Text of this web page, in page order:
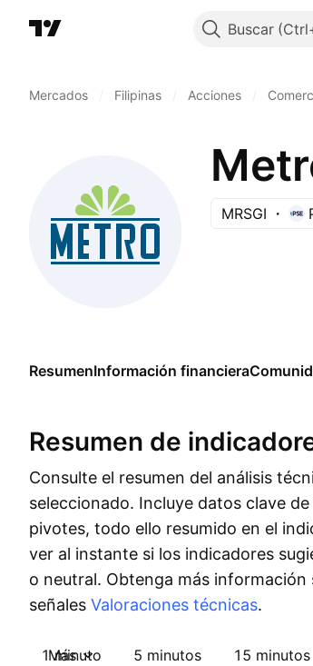
Buscar
Mercados Filipinas Acciones
MRSGI
ResumenInformación financiera
Resumen de
Consulte el resumen del análisis
seleccionado. Incluye datos clave
pivotes, todo ello resumido en el
ver al instante si los indicadores
o neutral. Obtenga más
señales Valoraciones técnicas.
1 minuto 5 minutos 15 minutos
Más